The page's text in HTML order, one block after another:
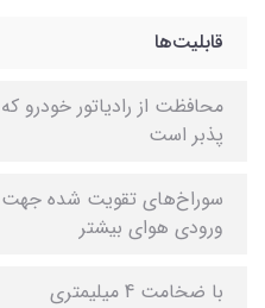
قابلیت‌ها
محافظت از رادیاتور خودرو
پذبر است
سوراخ‌های تقویت شده جهت
ورودی هوای بیشتر
با ضخامت 4 میلیمتری